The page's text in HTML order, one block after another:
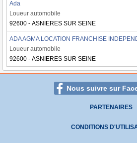
Ada
Loueur automobile
92600 - ASNIERES SUR SEINE
ADA AGMA LOCATION FRANCHISE
Loueur automobile
92600 - ASNIERES SUR SEINE
Nous suivre sur
PARTENAIRES
CONDITIONS